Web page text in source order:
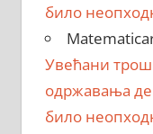
било
Увећани
одржавања
било